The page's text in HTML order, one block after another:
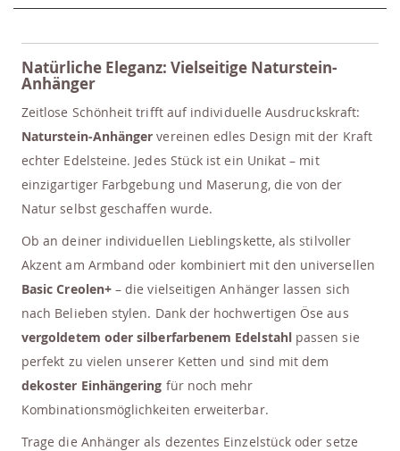
Natürliche Eleganz: Vielseitige Naturstein-
Anhänger
Zeitlose Schönheit trifft auf individuelle Ausdruckskraft:
Naturstein-Anhänger vereinen edles Design mit der Kraft
echter Edelsteine. Jedes Stück ist ein Unikat – mit
einzigartiger Farbgebung und Maserung, die von der
Natur selbst geschaffen wurde.
Ob an deiner individuellen Lieblingskette, als stilvoller
Akzent am Armband oder kombiniert mit den universellen
Basic Creolen+– die vielseitigen Anhänger lassen sich
nach Belieben stylen. Dank der hochwertigen Öse aus
vergoldetem oder silberfarbenem Edelstahlpassen sie
perfekt zu vielen unserer Ketten und sind mit dem
dekoster Einhängering für noch mehr
Kombinationsmöglichkeiten erweiterbar.
Trage die Anhänger als dezentes Einzelstück oder setze